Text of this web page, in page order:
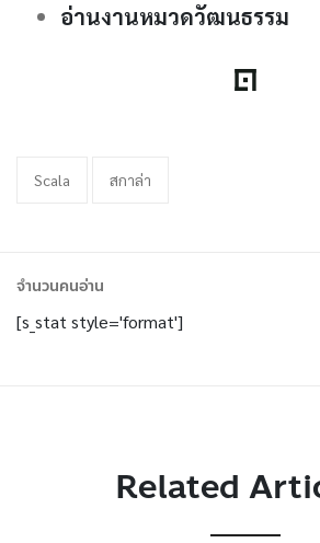
อ่านงานหมวดวัฒนธรรม
Scala สกาล่า
จำนวนคนอ่าน
[s_stat style='format']
Related